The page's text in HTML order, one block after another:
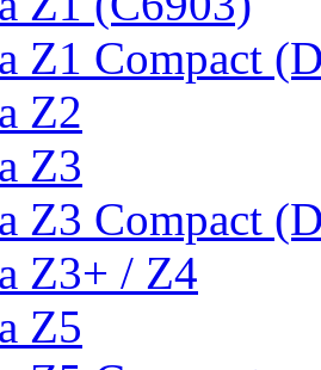
Z1 Compact
Z2
Z3
Z3 Compact
Z3+ / Z4
Z5